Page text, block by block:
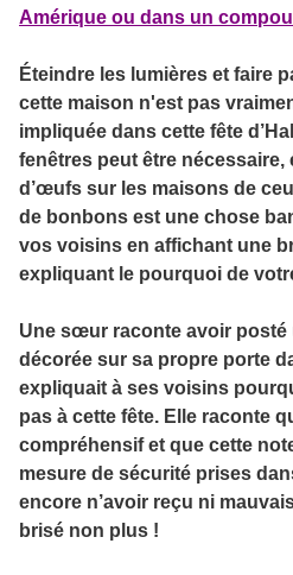
Amérique ou dans un
Éteindre les lumières et faire
cette maison n'est pas
impliquée dans cette fête
fenêtres peut être
d’œufs sur les maisons de
de bonbons est une chose
vos voisins en affichant une
expliquant le pourquoi de
Une sœur raconte avoir posté
décorée sur sa propre porte
expliquait à ses voisins
pas à cette fête. Elle raconte
compréhensif et que cette
mesure de sécurité prises
encore n’avoir reçu ni
brisé non plus !